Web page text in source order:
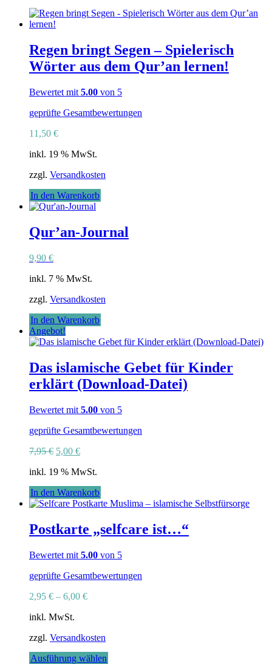
auf.
können
auf
der
gewählt
Regen bringt Segen – Spielerisch
Wörter aus dem Qur’an lernen!
Bewertet mit 5.00 von 5
geprüfte Gesamtbewertungen
11,50 €
inkl. 19 % MwSt.
zzgl. Versandkosten
In den Warenkorb
Qur’an-Journal
9,90 €
inkl. 7 % MwSt.
zzgl. Versandkosten
In den Warenkorb
Angebot!
Das islamische Gebet für Kinder
erklärt (Download-Datei)
Bewertet mit 5.00 von 5
geprüfte Gesamtbewertungen
7,95€ Ursprünglicher
war:
5,00 €Aktueller
ist:
inkl. 19 % MwSt.
In den Warenkorb
Postkarte „selfcare ist…“
Bewertet mit 5.00 von 5
geprüfte Gesamtbewertungen
2,95 € – 6,00 €
inkl. MwSt.
zzgl. Versandkosten
Ausführung wählen